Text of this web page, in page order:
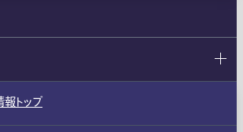
トップ